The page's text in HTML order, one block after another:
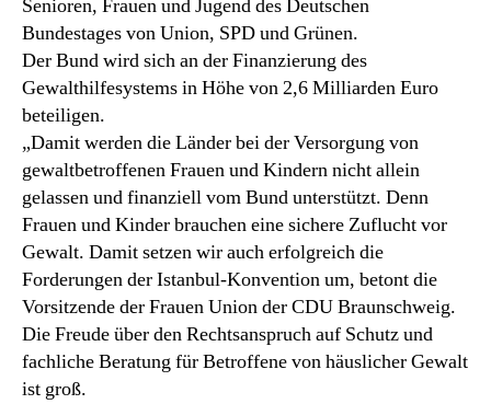
Senioren, Frauen und Jugend des Deutschen
Bundestages von Union, SPD und Grünen.
Der Bund wird sich an der Finanzierung des
Gewalthilfesystems in Höhe von 2,6 Milliarden Euro
beteiligen.
„Damit werden die Länder bei der Versorgung von
gewaltbetroffenen Frauen und Kindern nicht allein
gelassen und finanziell vom Bund unterstützt. Denn
Frauen und Kinder brauchen eine sichere Zuflucht vor
Gewalt. Damit setzen wir auch erfolgreich die
Forderungen der Istanbul-Konvention um, betont die
Vorsitzende der Frauen Union der CDU Braunschweig.
Die Freude über den Rechtsanspruch auf Schutz und
fachliche Beratung für Betroffene von häuslicher Gewalt
ist groß.